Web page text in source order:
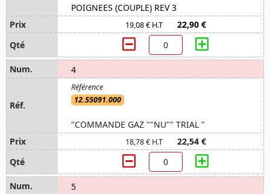
POIGNEES (COUPLE) REV 3
19,08 € H.T 22,90 €
4
12.55091.000
"COMMANDE GAZ ""NU"" TRIAL "
18,78 € H.T 22,54 €
5